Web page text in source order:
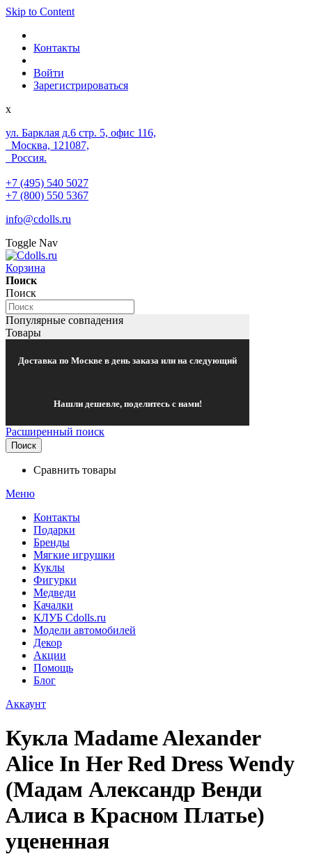
Skip to Content
Контакты
Войти
Зарегистрироваться
x
ул. Барклая д.6 стр. 5, офис 116,
Москва, 121087,
Россия.
+7 (495) 540 5027
+7 (800) 550 5367
info@cdolls.ru
Toggle Nav
Корзина
Поиск
Поиск
Популярные совпадения
Товары
Доставка по Москве в день заказа или на следующий
Нашли дешевле, поделитесь с нами!
Расширенный поиск
Поиск
Сравнить товары
Меню
Контакты
Подарки
Бренды
Мягкие игрушки
Куклы
Фигурки
Медведи
Качалки
КЛУБ Cdolls.ru
Модели автомобилей
Декор
Акции
Помощь
Блог
Аккаунт
Кукла Madame Alexander
Alice In Her Red Dress Wendy
(Мадам Александр Венди
Алиса в Красном Платье)
уцененная